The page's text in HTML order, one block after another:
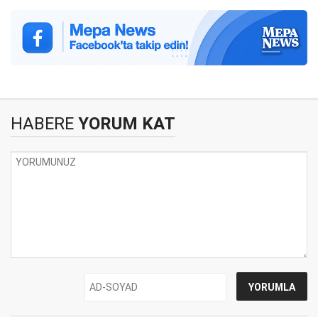
HABERE YORUM KAT